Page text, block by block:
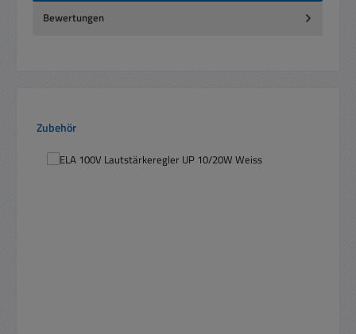
Bewertungen
Produktgalerie überspringen
Zubehör